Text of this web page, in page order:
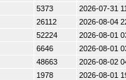
5373 2026-07-31
26112 2026-08-04
52224 2026-08-01
6646 2026-08-01
48663 2026-08-02
1978 2026-08-01